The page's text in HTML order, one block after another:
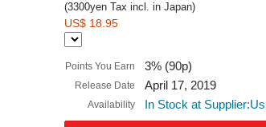
(3300yen Tax incl. in Japan)
US$ 18.95
Points You Earn 3% (90p)
Release Date April 17, 2019
Availability In Stock at